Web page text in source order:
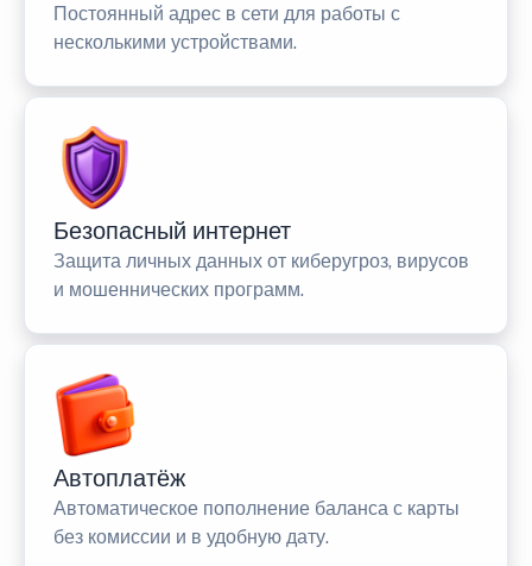
Постоянный адрес в сети для работы с
несколькими устройствами.
Безопасный интернет
Защита личных данных от киберугроз, вирусов
и мошеннических программ.
Автоплатёж
Автоматическое пополнение баланса с карты
без комиссии и в удобную дату.